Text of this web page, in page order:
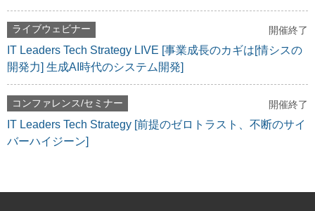
ライブウェビナー 開催終了
IT Leaders Tech Strategy LIVE [事業成長のカギは[情シスの
開発力] 生成AI時代のシステム開発]
コンファレンス/セミナー 開催終了
IT Leaders Tech Strategy [前提のゼロトラスト、不断のサイ
バーハイジーン]